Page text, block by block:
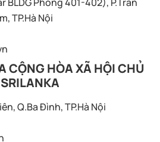
TP.Hà Nội
CỘNG HÒA XÃ HỘI CHỦ
Q.Ba Đình, TP.Hà Nội